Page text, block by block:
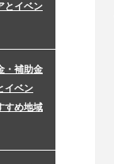
とイベン
・補助金
イベン
すめ地域